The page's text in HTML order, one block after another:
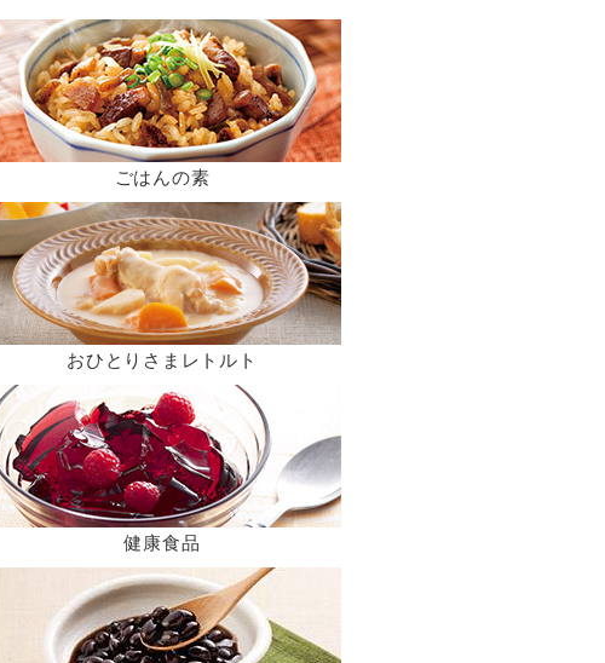
ごはんの素
おひとりさまレトルト
健康食品